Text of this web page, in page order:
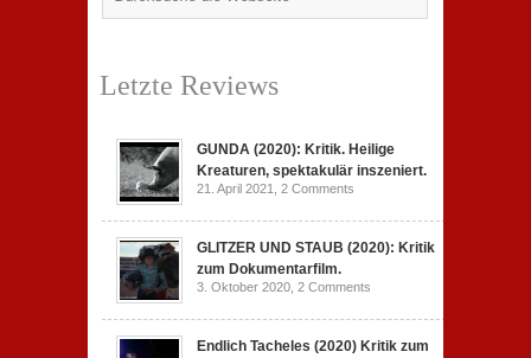
Letzte Reviews
GUNDA (2020): Kritik. Heilige
Kreaturen, spektakulär inszeniert.
21. April 2021, 2 Comments
GLITZER UND STAUB (2020): Kritik
zum Dokumentarfilm.
3. Oktober 2020, 2 Comments
Endlich Tacheles (2020) Kritik zum